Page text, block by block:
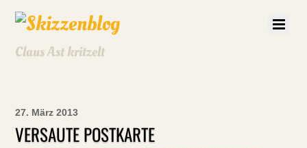
Claus Ast kritzelt
27. März 2013
VERSAUTE POSTKARTE